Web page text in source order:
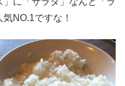
NO.1ですな！